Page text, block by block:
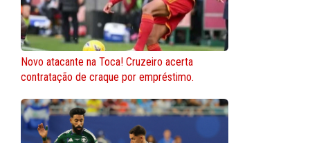
Novo atacante na Toca! Cruzeiro acerta
contratação de craque por empréstimo.